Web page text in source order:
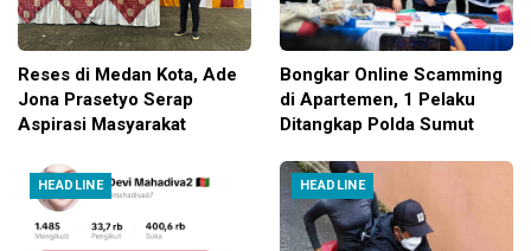
Reses di Medan Kota, Ade
Jona Prasetyo Serap
Aspirasi Masyarakat
Bongkar Online Scamming
di Apartemen, 1 Pelaku
Ditangkap Polda Sumut
HEADLINE HEADLINE